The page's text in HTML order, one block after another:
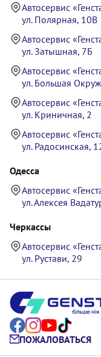
Автосервис
ул. Полярная, 10В
Автосервис
ул. Затышная, 7Б
Автосервис
ул. Большая
Автосервис
ул. Криничная, 2
Автосервис
ул. Радосинская,
Одесса
Автосервис
ул. Алексея
Черкассы
Автосервис
ул. Рустави, 29
ПОЖАЛОВАТЬСЯ